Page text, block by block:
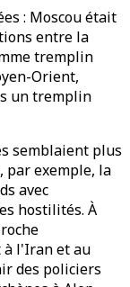
: Moscou était
entre la
tremplin
Orient,
un tremplin
semblaient plus
par exemple, la
avec
hostilités. À
à l'Iran et au
des policiers